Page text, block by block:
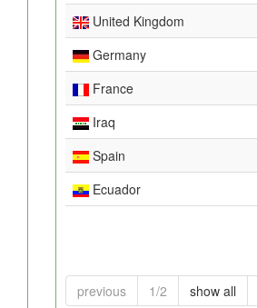
United Kingdom
Germany
France
Iraq
Spain
Ecuador
previous 1/2 show all